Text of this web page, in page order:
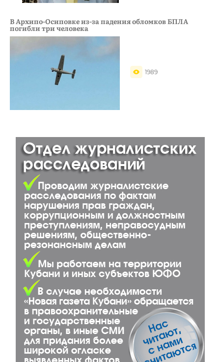
В Архипо-Осиповке из-за падения обломков БПЛА
погибли три человека
1989